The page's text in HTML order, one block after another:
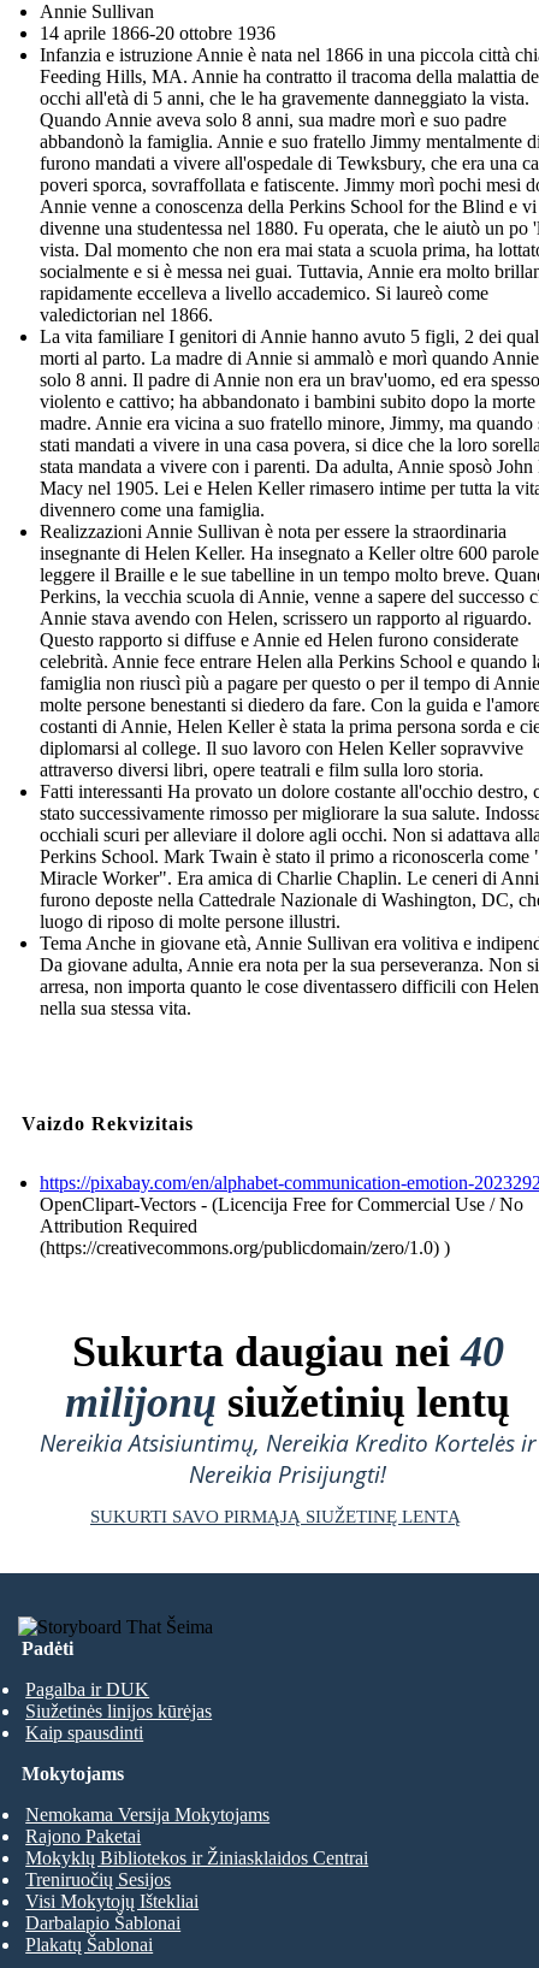
Annie Sullivan
14 aprile 1866-20 ottobre 1936
Infanzia e istruzione Annie è nata nel 1866 in una piccola città
Feeding Hills, MA. Annie ha contratto il tracoma della malattia
occhi all'età di 5 anni, che le ha gravemente danneggiato la vista.
Quando Annie aveva solo 8 anni, sua madre morì e suo padre
abbandonò la famiglia. Annie e suo fratello Jimmy mentalmente
furono mandati a vivere all'ospedale di Tewksbury, che era una
poveri sporca, sovraffollata e fatiscente. Jimmy morì pochi mesi
Annie venne a conoscenza della Perkins School for the Blind e vi
divenne una studentessa nel 1880. Fu operata, che le aiutò un po
vista. Dal momento che non era mai stata a scuola prima, ha
socialmente e si è messa nei guai. Tuttavia, Annie era molto
rapidamente eccelleva a livello accademico. Si laureò come
valedictorian nel 1866.
La vita familiare I genitori di Annie hanno avuto 5 figli, 2 dei
morti al parto. La madre di Annie si ammalò e morì quando
solo 8 anni. Il padre di Annie non era un brav'uomo, ed era spesso
violento e cattivo; ha abbandonato i bambini subito dopo la
madre. Annie era vicina a suo fratello minore, Jimmy, ma quando
stati mandati a vivere in una casa povera, si dice che la loro
stata mandata a vivere con i parenti. Da adulta, Annie sposò John
Macy nel 1905. Lei e Helen Keller rimasero intime per tutta la
divennero come una famiglia.
Realizzazioni Annie Sullivan è nota per essere la straordinaria
insegnante di Helen Keller. Ha insegnato a Keller oltre 600
leggere il Braille e le sue tabelline in un tempo molto breve.
Perkins, la vecchia scuola di Annie, venne a sapere del successo
Annie stava avendo con Helen, scrissero un rapporto al riguardo.
Questo rapporto si diffuse e Annie ed Helen furono considerate
celebrità. Annie fece entrare Helen alla Perkins School e quando
famiglia non riuscì più a pagare per questo o per il tempo di
molte persone benestanti si diedero da fare. Con la guida e
costanti di Annie, Helen Keller è stata la prima persona sorda e
diplomarsi al college. Il suo lavoro con Helen Keller sopravvive
attraverso diversi libri, opere teatrali e film sulla loro storia.
Fatti interessanti Ha provato un dolore costante all'occhio destro,
stato successivamente rimosso per migliorare la sua salute.
occhiali scuri per alleviare il dolore agli occhi. Non si adattava
Perkins School. Mark Twain è stato il primo a riconoscerla come
Miracle Worker". Era amica di Charlie Chaplin. Le ceneri di
furono deposte nella Cattedrale Nazionale di Washington, DC,
luogo di riposo di molte persone illustri.
Tema Anche in giovane età, Annie Sullivan era volitiva e
Da giovane adulta, Annie era nota per la sua perseveranza. Non
arresa, non importa quanto le cose diventassero difficili con
nella sua stessa vita.
Vaizdo Rekvizitais
https://pixabay.com/en/alphabet-communication-emotion-
OpenClipart-Vectors - (Licencija Free for Commercial Use / No
Attribution Required
(https://creativecommons.org/publicdomain/zero/1.0) )
Sukurta daugiau nei40
milijonų siužetinių lentų
Nereikia Atsisiuntimų, Nereikia Kredito Kortelės ir
Nereikia Prisijungti!
SUKURTI SAVO PIRMĄJĄ SIUŽETINĘ LENTĄ
Padėti
Pagalba ir DUK
Siužetinės linijos kūrėjas
Kaip spausdinti
Mokytojams
Nemokama Versija Mokytojams
Rajono Paketai
Mokyklų Bibliotekos ir Žiniasklaidos Centrai
Treniruočių Sesijos
Visi Mokytojų Ištekliai
Darbalapio Šablonai
Plakatų Šablonai